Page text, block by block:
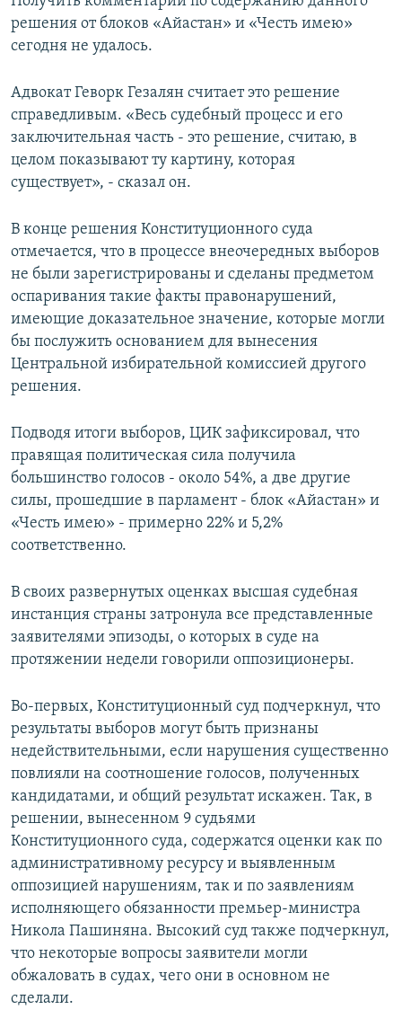
решения от блоков «Айастан» и «Честь имею»
сегодня не удалось.
Адвокат Геворк Гезалян считает это решение
справедливым. «Весь судебный процесс и его
заключительная часть - это решение, считаю, в
целом показывают ту картину, которая
существует», - сказал он.
В конце решения Конституционного суда
отмечается, что в процессе внеочередных выборов
не были зарегистрированы и сделаны предметом
оспаривания такие факты правонарушений,
имеющие доказательное значение, которые могли
бы послужить основанием для вынесения
Центральной избирательной комиссией другого
решения.
Подводя итоги выборов, ЦИК зафиксировал, что
правящая политическая сила получила
большинство голосов - около 54%, а две другие
силы, прошедшие в парламент - блок «Айастан» и
«Честь имею» - примерно 22% и 5,2%
соответственно.
В своих развернутых оценках высшая судебная
инстанция страны затронула все представленные
заявителями эпизоды, о которых в суде на
протяжении недели говорили оппозиционеры.
Во-первых, Конституционный суд подчеркнул, что
результаты выборов могут быть признаны
недействительными, если нарушения существенно
повлияли на соотношение голосов, полученных
кандидатами, и общий результат искажен. Так, в
решении, вынесенном 9 судьями
Конституционного суда, содержатся оценки как по
административному ресурсу и выявленным
оппозицией нарушениям, так и по заявлениям
исполняющего обязанности премьер-министра
Никола Пашиняна. Высокий суд также подчеркнул,
что некоторые вопросы заявители могли
обжаловать в судах, чего они в основном не
сделали.